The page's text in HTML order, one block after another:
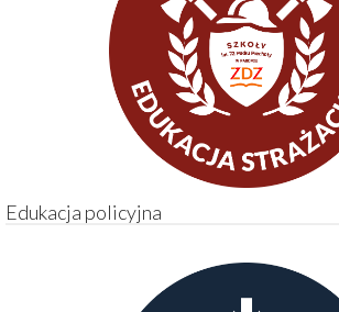
Edukacja policyjna